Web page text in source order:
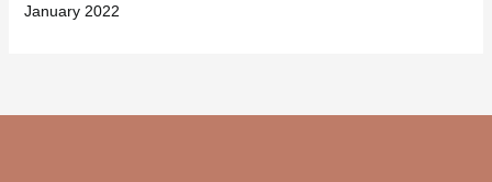
January 2022